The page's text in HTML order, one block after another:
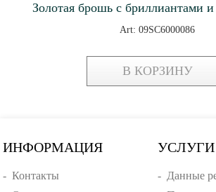
Золотая брошь с бриллиантами
Art: 09SC6000086
В КОРЗИНУ
ИНФОРМАЦИЯ
-Контакты
УСЛУГИ
- Данные